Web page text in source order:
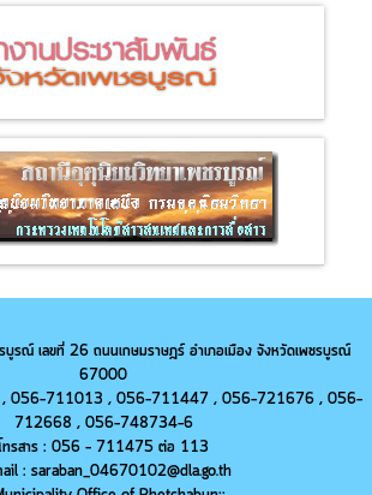
รบูรณ์ เลขที่ 26 ถนนเกษมราษฎร์ อำเภอเมือง จังหวัดเพชรบูรณ์
67000
056-711013 , 056-711447 , 056-721676 , 056-
712668 , 056-748734-6
ทรสาร : 056 - 711475 ต่อ 113
: saraban_04670102@dla.go.th